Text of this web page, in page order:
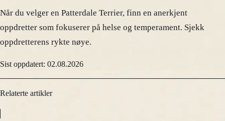
Når du velger en Patterdale Terrier, finn en anerkjent
oppdretter som fokuserer på helse og temperament. Sjekk
oppdretterens rykte nøye.
Sist oppdatert: 02.08.2026
Relaterte artikler